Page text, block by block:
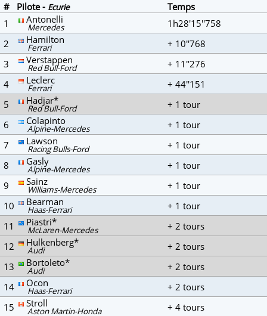
# Pilote - Ecurie
Temps
1
Antonelli
Mercedes
1h28'15''758
2
Hamilton
Ferrari
+ 10''768
3
Verstappen
Red Bull-Ford
+ 11''276
4
Leclerc
Ferrari
+ 44''151
5
Hadjar*
Red Bull-Ford
+ 1 tour
6
Colapinto
Alpine-Mercedes
+ 1 tour
7
Lawson
Racing Bulls-Ford
+ 1 tour
8
Gasly
Alpine-Mercedes
+ 1 tour
9
Sainz
Williams-Mercedes
+ 1 tour
10
Bearman
Haas-Ferrari
+ 1 tour
11
Piastri*
McLaren-Mercedes
+ 2 tours
12
Hulkenberg*
Audi
+ 2 tours
13
Bortoleto*
Audi
+ 2 tours
14
Ocon
Haas-Ferrari
+ 2 tours
15
Stroll
Aston Martin-Honda
+ 4 tours